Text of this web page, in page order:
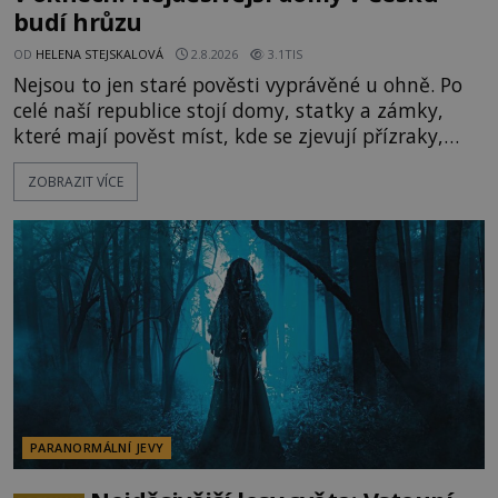
budí hrůzu
OD HELENA STEJSKALOVÁ 2.8.2026 3.1TIS
Nejsou to jen staré pověsti vyprávěné u ohně. Po
celé naší republice stojí domy, statky a zámky,
které mají pověst míst, kde se zjevují přízraky,
ozývají nevysvětlitelné zvuky nebo se dějí podivné
jevy. Zatímco historici většinou hledají racionální
lokality vykazují nápadně podobná svědectví po
celé generace. A právě tato opakující se svědectví
ZOBRAZIT VÍCE
PARANORMÁLNÍ JEVY